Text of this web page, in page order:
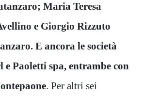
Maria Teresa
e Giorgio Rizzuto
E ancora le società
Paoletti spa, entrambe con
. Per altri sei